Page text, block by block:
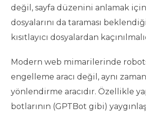
değil, sayfa düzenini anlamak
dosyalarını da taraması
kısıtlayıcı dosyalardan
Modern web mimarilerinde
engelleme aracı değil, aynı
yönlendirme aracıdır. Özellikle
botlarının (GPTBot gibi)